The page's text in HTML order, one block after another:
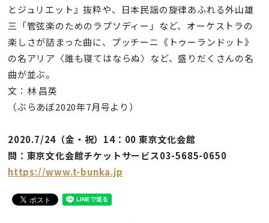
とジュリエット』抜粋や、日本民謡の旋律あふれる外山雄
三「管弦楽のためのラプソディー」など、オーケストラの
楽しさが詰まった曲に、プッチーニ《トゥーランドット》
の名アリア〈誰も寝てはならぬ〉など、盛りだくさんの名
曲が並ぶ。
文：林 昌英
（ぶらあぼ2020年7月号より）
2020.7/24（金・祝）14：00 東京文化会館
問：東京文化会館チケットサービス03-5685-0650
https://www.t-bunka.jp